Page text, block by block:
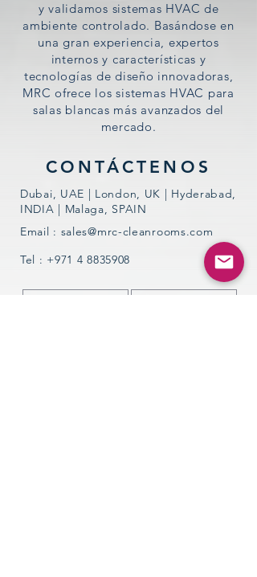
y validamos sistemas HVAC de
ambiente controlado. Basándose en
una gran experiencia, expertos
internos y características y
tecnologías de diseño innovadoras,
MRC ofrece los sistemas HVAC para
salas blancas más avanzados del
mercado.
CONTÁCTENOS
Dubai, UAE | London, UK | Hyderabad,
INDIA | Malaga, SPAIN
Email : sales@mrc-cleanrooms.com
Tel : +971 4 8835908